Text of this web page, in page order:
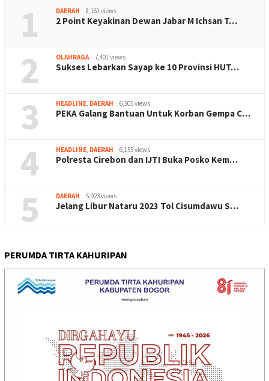
1 DAERAH 8,161 views
2 Point Keyakinan Dewan Jabar M Ichsan T…
2 OLAHRAGA 7,401 views
Sukses Lebarkan Sayap ke 10 Provinsi HUT…
3 HEADLINE DAERAH 6,505 views
PEKA Galang Bantuan Untuk Korban Gempa C…
4 HEADLINE DAERAH 6,155 views
Polresta Cirebon dan IJTI Buka Posko Kem…
5 DAERAH 5,923 views
Jelang Libur Nataru 2023 Tol Cisumdawu S…
PERUMDA TIRTA KAHURIPAN